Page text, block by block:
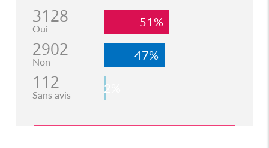
3128
Oui 51%
2902
Non 47%
112
Sans avis 2%